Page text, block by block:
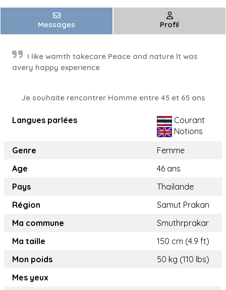
Messages Profil
I like wamth takecare Peace and nature lt was
avery happy experience
Je souhaite rencontrer Homme entre 45 et 65 ans
Langues parlées
Courant
Notions
Genre
Femme
Age
46 ans
Pays
Thaïlande
Région
Samut Prakan
Ma commune
Smuthrprakar
Ma taille
150 cm (4.9 ft)
Mon poids
50 kg (110 lbs)
Mes yeux